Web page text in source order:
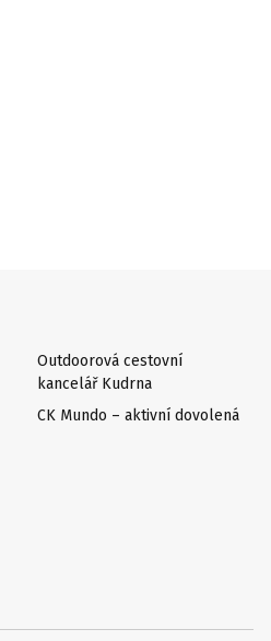
Outdoorová cestovní
kancelář Kudrna
CK Mundo – aktivní dovolená